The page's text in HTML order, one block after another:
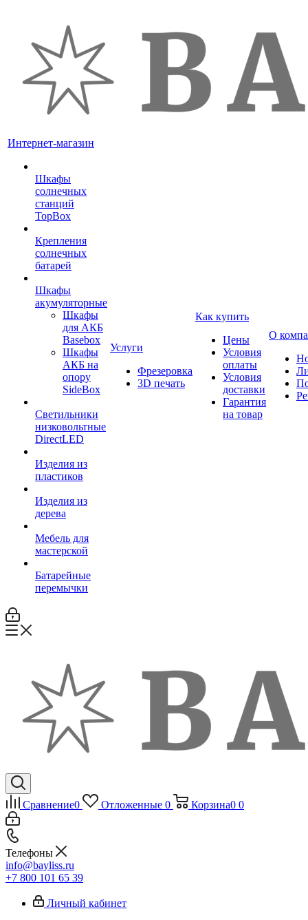
Интернет-магазин
Шкафы
солнечных
станций
TopBox
Крепления
солнечных
батарей
Шкафы
акумуляторные
Шкафы
для АКБ
Basebox
Шкафы
АКБ на
опору
SideBox
Светильники
низковольтные
DirectLED
Изделия из
пластиков
Изделия из
дерева
Мебель для
мастерской
Батарейные
перемычки
Услуги
Фрезеровка
3D печать
Как купить
Цены
Условия
оплаты
Условия
доставки
Гарантия
на товар
О
Сравнение0 Отложенные 0 Корзина0 0
Телефоны
info@bayliss.ru
+7 800 101 65 39
Личный кабинет